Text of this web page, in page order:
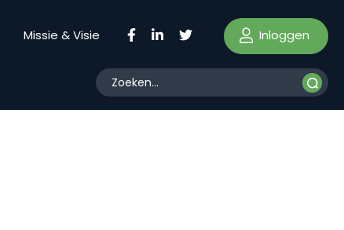
Missie & Visie Inloggen